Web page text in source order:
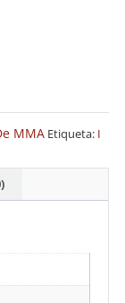
MMA Etiqueta: I